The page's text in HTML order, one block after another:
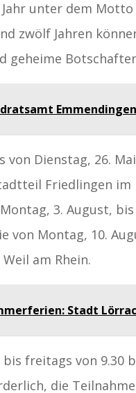
unter dem Motto
zwölf Jahren
geheime
Dienstag, 26.
Friedlingen
3. August,
von Montag, 10.
am Rhein.
Stadt
freitags von 9.30
die